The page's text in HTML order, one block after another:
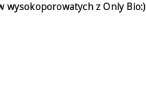
wysokoporowatych z Only Bio:)